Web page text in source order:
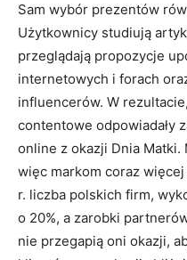
Sam wybór prezentów
Użytkownicy studiują
przeglądają propozycje
internetowych i forach
influencerów. W
contentowe odpowiadały
online z okazji Dnia
więc markom coraz
r. liczba polskich firm,
o 20%, a zarobki
nie przegapią oni okazji,